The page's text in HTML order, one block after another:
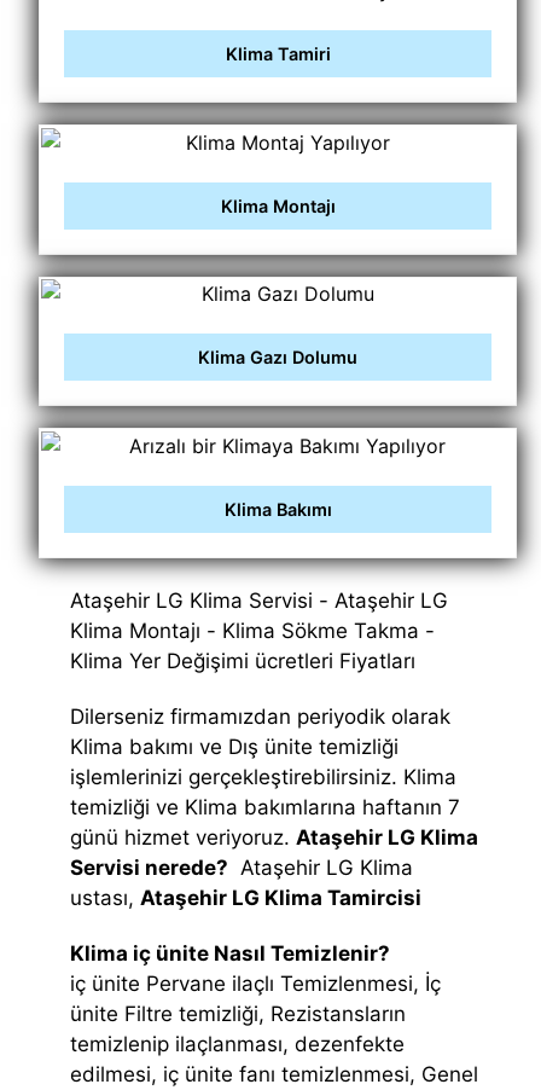
Klima Tamiri
Klima Montajı
Klima Gazı Dolumu
Klima Bakımı
Ataşehir LG Klima Servisi - Ataşehir LG
Klima Montajı - Klima Sökme Takma -
Klima Yer Değişimi ücretleri Fiyatları
Dilerseniz firmamızdan periyodik olarak
Klima bakımı ve Dış ünite temizliği
işlemlerinizi gerçekleştirebilirsiniz. Klima
temizliği ve Klima bakımlarına haftanın 7
günü hizmet veriyoruz. Ataşehir LG Klima
Servisi nerede? Ataşehir LG Klima
ustası, Ataşehir LG Klima Tamircisi
Klima iç ünite Nasıl Temizlenir?
iç ünite Pervane ilaçlı Temizlenmesi, İç
ünite Filtre temizliği, Rezistansların
temizlenip ilaçlanması, dezenfekte
edilmesi, iç ünite fanı temizlenmesi, Genel